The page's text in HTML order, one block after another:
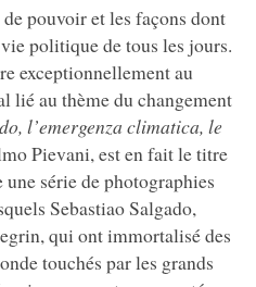
pouvoir et les façons dont
politique de tous les jours.
exceptionnellement au
lié au thème du changement
l’emergenza climatica, le
Pievani, est en fait le titre
série de photographies
Sebastiao Salgado,
qui ont immortalisé des
touchés par les grands